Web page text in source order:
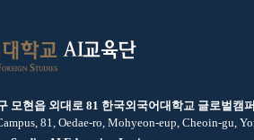
AI교육단
모현읍 외대로 81 한국외국어대학교 글로벌캠
81, Oedae-ro, Mohyeon-eup, Cheoin-gu,